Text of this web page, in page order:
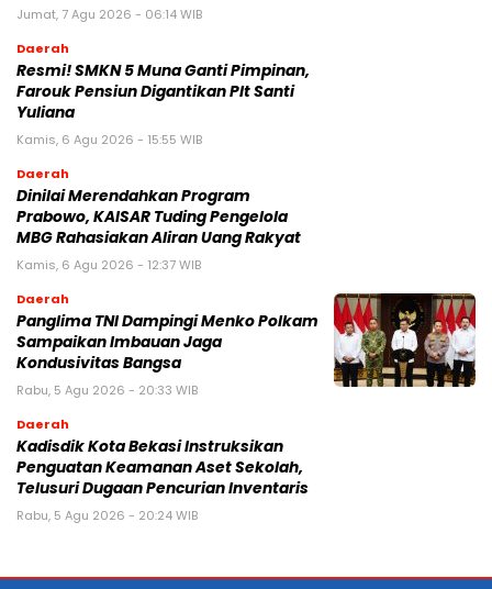
Jumat, 7 Agu 2026 - 06:14 WIB
Daerah
Resmi! SMKN 5 Muna Ganti Pimpinan,
Farouk Pensiun Digantikan Plt Santi
Yuliana
Kamis, 6 Agu 2026 - 15:55 WIB
Daerah
Dinilai Merendahkan Program
Prabowo, KAISAR Tuding Pengelola
MBG Rahasiakan Aliran Uang Rakyat
Kamis, 6 Agu 2026 - 12:37 WIB
Daerah
Panglima TNI Dampingi Menko Polkam
Sampaikan Imbauan Jaga
Kondusivitas Bangsa
Rabu, 5 Agu 2026 - 20:33 WIB
Daerah
Kadisdik Kota Bekasi Instruksikan
Penguatan Keamanan Aset Sekolah,
Telusuri Dugaan Pencurian Inventaris
Rabu, 5 Agu 2026 - 20:24 WIB